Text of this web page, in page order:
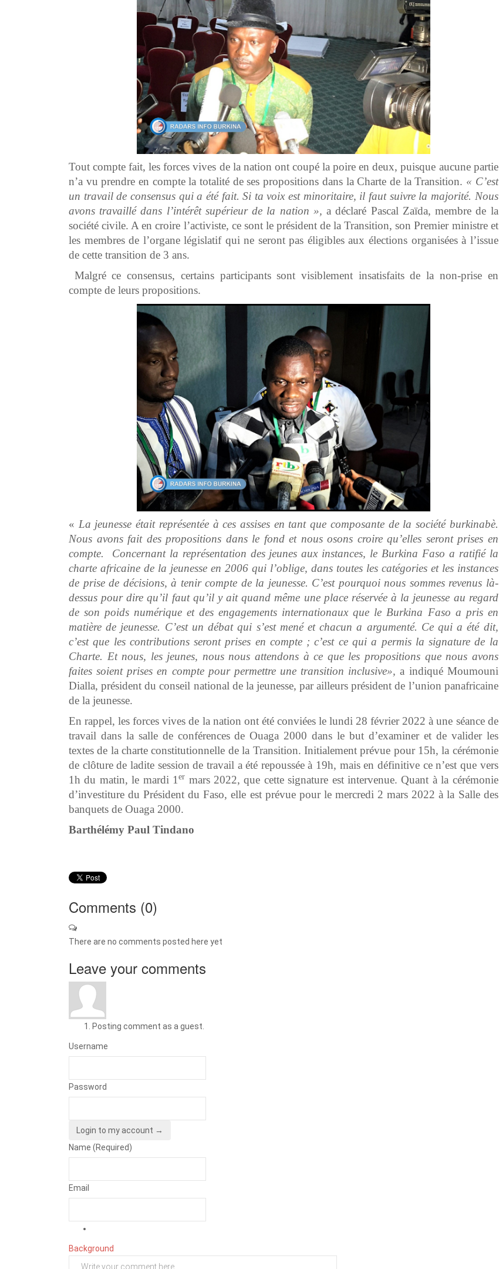
Tout compte fait, les forces vives de la nation ont coupé la poire en deux, puisque aucune partie
n’a vu prendre en compte la totalité de ses propositions dans la Charte de la Transition. « C’est
un travail de consensus qui a été fait. Si ta voix est minoritaire, il faut suivre la majorité. Nous
avons travaillé dans l’intérêt supérieur de la nation », a déclaré Pascal Zaïda, membre de la
société civile. A en croire l’activiste, ce sont le président de la Transition, son Premier ministre et
les membres de l’organe législatif qui ne seront pas éligibles aux élections organisées à l’issue
de cette transition de 3 ans.
Malgré ce consensus, certains participants sont visiblement insatisfaits de la non-prise en
compte de leurs propositions.
« La jeunesse était représentée à ces assises en tant que composante de la société burkinabè.
Nous avons fait des propositions dans le fond et nous osons croire qu’elles seront prises en
compte. Concernant la représentation des jeunes aux instances, le Burkina Faso a ratifié la
charte africaine de la jeunesse en 2006 qui l’oblige, dans toutes les catégories et les instances
de prise de décisions, à tenir compte de la jeunesse. C’est pourquoi nous sommes revenus là-
dessus pour dire qu’il faut qu’il y ait quand même une place réservée à la jeunesse au regard
de son poids numérique et des engagements internationaux que le Burkina Faso a pris en
matière de jeunesse. C’est un débat qui s’est mené et chacun a argumenté. Ce qui a été dit,
c’est que les contributions seront prises en compte ; c’est ce qui a permis la signature de la
Charte. Et nous, les jeunes, nous nous attendons à ce que les propositions que nous avons
faites soient prises en compte pour permettre une transition inclusive», a indiqué Moumouni
Dialla, président du conseil national de la jeunesse, par ailleurs président de l’union panafricaine
de la jeunesse.
En rappel, les forces vives de la nation ont été conviées le lundi 28 février 2022 à une séance de
travail dans la salle de conférences de Ouaga 2000 dans le but d’examiner et de valider les
textes de la charte constitutionnelle de la Transition. Initialement prévue pour 15h, la cérémonie
de clôture de ladite session de travail a été repoussée à 19h, mais en définitive ce n’est que vers
1h du matin, le mardi 1er mars 2022, que cette signature est intervenue. Quant à la cérémonie
d’investiture du Président du Faso, elle est prévue pour le mercredi 2 mars 2022 à la Salle des
banquets de Ouaga 2000.
Barthélémy Paul Tindano
Comments (0)
There are no comments posted here yet
Leave your comments
Posting comment as a guest.
Username
Password
Login to my account →
Name (Required)
Email
Background